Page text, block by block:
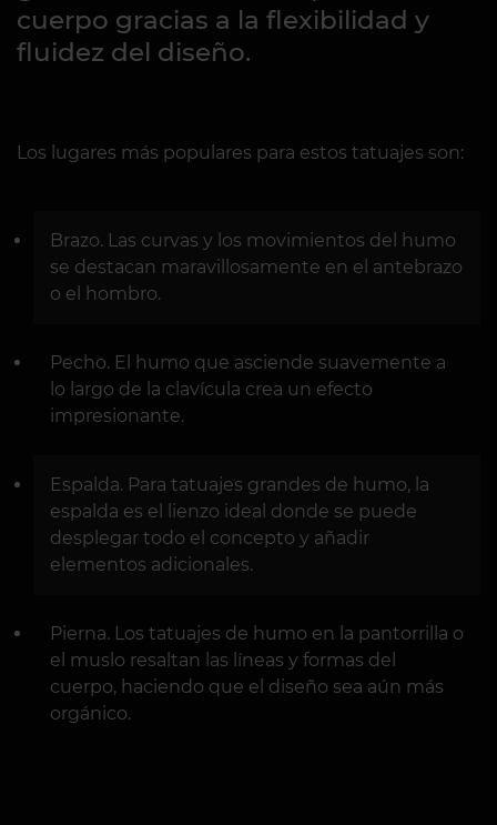
cuerpo gracias a la flexibilidad y
fluidez del diseño.
Los lugares más populares para estos tatuajes son:
Brazo. Las curvas y los movimientos del humo
se destacan maravillosamente en el antebrazo
o el hombro.
Pecho. El humo que asciende suavemente a
lo largo de la clavícula crea un efecto
impresionante.
Espalda. Para tatuajes grandes de humo, la
espalda es el lienzo ideal donde se puede
desplegar todo el concepto y añadir
elementos adicionales.
Pierna. Los tatuajes de humo en la pantorrilla o
el muslo resaltan las líneas y formas del
cuerpo, haciendo que el diseño sea aún más
orgánico.